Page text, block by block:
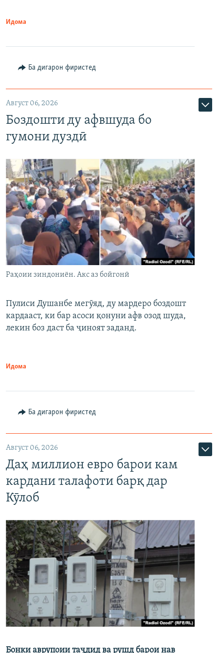
Идома
Ба дигарон фиристед
Август 06, 2026
Боздошти ду афвшуда бо
гумони дуздӣ
Раҳоии зиндониён. Акс аз бойгонӣ
Пулиси Душанбе мегӯяд, ду мардеро боздошт
кардааст, ки бар асоси қонуни афв озод шуда,
лекин боз даст ба ҷиноят заданд.
Идома
Ба дигарон фиристед
Август 06, 2026
Даҳ миллион евро барои кам
кардани талафоти барқ дар
Кӯлоб
Бонки аврупоии таҷдид ва рушд барои нав